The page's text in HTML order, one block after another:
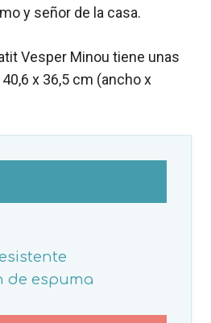
y señor de la casa.
Vesper Minou tiene unas
x 36,5 cm (ancho x
de espuma